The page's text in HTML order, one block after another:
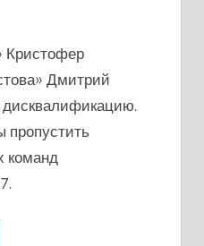
Кристофер
Дмитрий
дисквалификацию.
команд